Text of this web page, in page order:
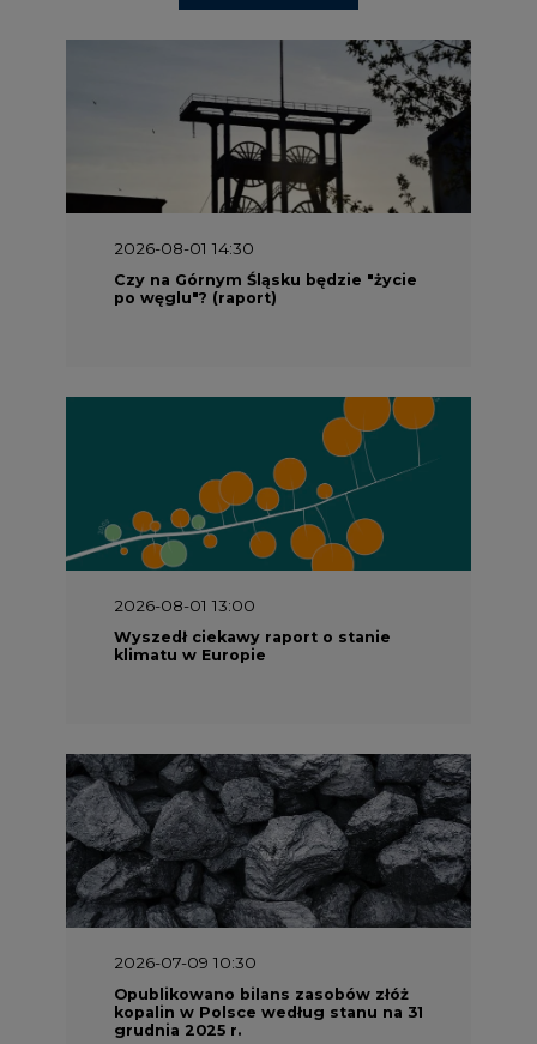
2026-08-01 14:30
Czy na Górnym Śląsku będzie "życie
po węglu"? (raport)
2026-08-01 13:00
Wyszedł ciekawy raport o stanie
klimatu w Europie
2026-07-09 10:30
Opublikowano bilans zasobów złóż
kopalin w Polsce według stanu na 31
grudnia 2025 r.